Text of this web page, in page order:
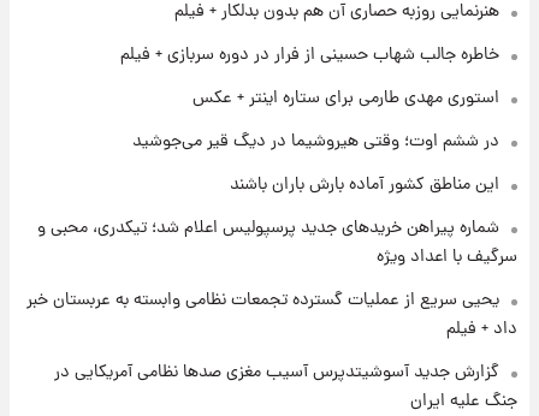
۱ روز پیش
شاهین، کوییک، اطلس، سهند و ساینا با اقساط
بلندمدت + جدول
سیگنال‌های جدید برای بازار طلا؛ پیش‌بینی
قیمت سکه و طلا فردا
هنرنمایی روزبه حصاری آن هم بدون بدلکار + فیلم
خاطره جالب شهاب حسینی از فرار در دوره سربازی + فیلم
استوری مهدی طارمی برای ستاره اینتر + عکس
در ششم اوت؛ وقتی هیروشیما در دیگ قیر می‌جوشید
این مناطق کشور آماده بارش باران باشند
شماره پیراهن خریدهای جدید پرسپولیس اعلام شد؛ تیکدری، محبی و
سرگیف با اعداد ویژه
یحیی سریع از عملیات گسترده تجمعات نظامی وابسته به عربستان خبر
داد + فیلم
گزارش جدید آسوشیتدپرس آسیب مغزی صدها نظامی آمریکایی در
جنگ علیه ایران